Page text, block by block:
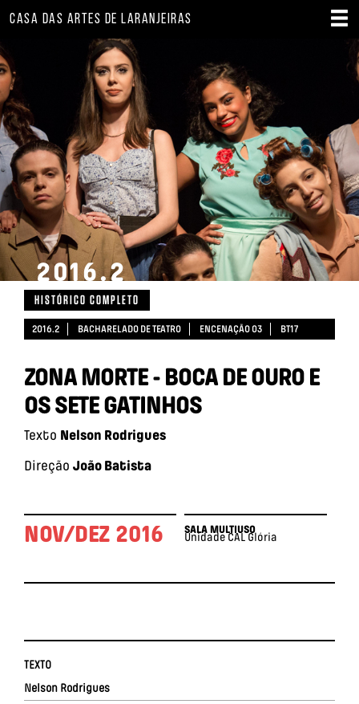
CASA DAS ARTES DE LARANJEIRAS
2016.2
HISTÓRICO COMPLETO
2016.2 BACHARELADO DE TEATRO ENCENAÇÃO 03 BT17
ZONA MORTE - BOCA DE OURO E
OS SETE GATINHOS
Texto Nelson Rodrigues
Direção João Batista
NOV/DEZ 2016 SALA MULTIUSO
Unidade CAL Glória
TEXTO
Nelson Rodrigues